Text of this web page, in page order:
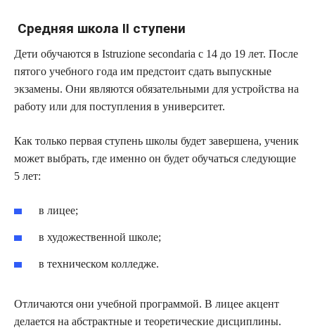
Средняя школа II ступени
Дети обучаются в Istruzione secondaria с 14 до 19 лет. После
пятого учебного года им предстоит сдать выпускные
экзамены. Они являются обязательными для устройства на
работу или для поступления в университет.
Как только первая ступень школы будет завершена, ученик
может выбрать, где именно он будет обучаться следующие
5 лет:
в лицее;
в художественной школе;
в техническом колледже.
Отличаются они учебной программой. В лицее акцент
делается на абстрактные и теоретические дисциплины.